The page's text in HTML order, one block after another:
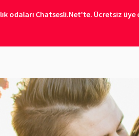
odaları Chatsesli.Net'te. Ücretsiz